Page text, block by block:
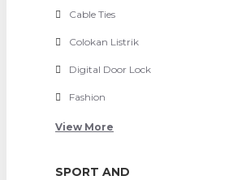
Cable Ties
Colokan Listrik
Digital Door Lock
Fashion
View More
SPORT AND